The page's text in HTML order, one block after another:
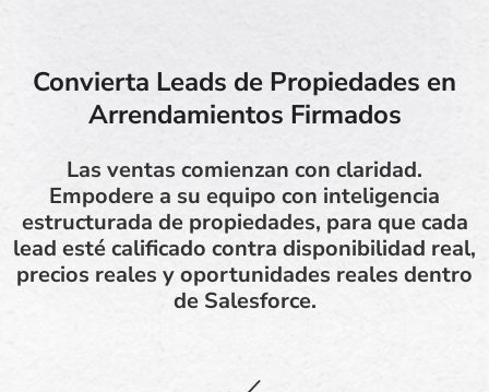
Convierta Leads de Propiedades en
Arrendamientos Firmados
Las ventas comienzan con claridad.
Empodere a su equipo con inteligencia
estructurada de propiedades, para que cada
lead esté calificado contra disponibilidad real,
precios reales y oportunidades reales dentro
de Salesforce.